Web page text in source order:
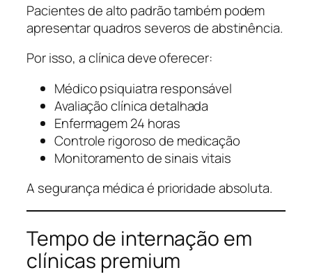
Pacientes de alto padrão também podem
apresentar quadros severos de abstinência.
Por isso, a clínica deve oferecer:
Médico psiquiatra responsável
Avaliação clínica detalhada
Enfermagem 24 horas
Controle rigoroso de medicação
Monitoramento de sinais vitais
A segurança médica é prioridade absoluta.
Tempo de internação em
clínicas premium